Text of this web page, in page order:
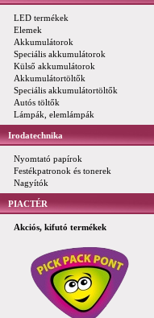
LED termékek
Elemek
Akkumulátorok
Speciális akkumulátorok
Külső akkumulátorok
Akkumulátortöltők
Speciális akkumulátortöltők
Autós töltők
Lámpák, elemlámpák
Irodatechnika
Nyomtató papírok
Festékpatronok és tonerek
Nagyítók
PIACTÉR
Akciós, kifutó termékek